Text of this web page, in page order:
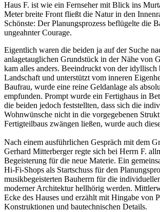
Haus F. ist wie ein Fernseher mit Blick ins
Meter breite Front fließt die Natur in den
Schönste: Der Planungsprozess beflügelte die
ungeahnter Courage.
Eigentlich waren die beiden ja auf der Suche
anlagetauglichen Grundstück in der Nähe von
kam alles anders. Beeindruckt von der idyllisch
Landschaft und unterstützt vom inneren
Baufrau, wurde eine reine Geldanlage als
empfunden. Prompt wurde ein Fertighaus in
die beiden jedoch feststellten, dass sich die
Wohnwünsche nicht in die vorgegebenen
Fertigteilbaus zwängen ließen, wurde auch
Nach einem ausführlichen Gespräch mit dem
Gerhard Mitterberger regte sich bei Herrn F.
Begeisterung für die neue Materie. Ein
Hi-Fi-Shops als Startschuss für den
musikbegeisterten Bauherrn für die
moderner Architektur hellhörig werden.
Ecke des Hauses und erzählt mit Hingabe von
Konstruktionen und bautechnischen Details.